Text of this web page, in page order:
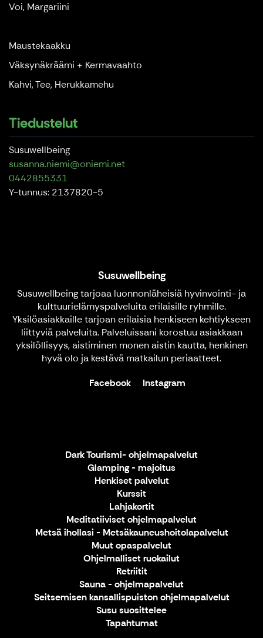
Voi, Margariini
Maustekaakku
Väksynäkräämi + Kermavaahto
Kahvi, Tee, Herukkamehu
Tiedustelut
Susuwellbeing
susanna.niemi@oniemi.net
0442855331
Y-tunnus: 2137820-5
Susuwellbeing
Susuwellbeing tarjoaa luonnonläheisiä hyvinvointi- ja
kulttuurielämyspalveluita erilaisille ryhmille.
Yksilöasiakkaille tarjoan erilaisia henkiseen kehtiykseen
liittyviä palveluita. Palveluissani korostuu asiakkaan
yksilöllisyys, aistiminen monen aistin kautta, henkinen
hyvä olo ja kestävä matkailun periaatteet.
Facebook
Instagram
Dark Tourismi- ohjelmapalvelut
Glamping - majoitus
Henkiset palvelut
Kurssit
Lahjakortit
Meditatiiviset ohjelmapalvelut
Metsä ihollasi - Metsäkauneushoitolapalvelut
Muut opaspalvelut
Ohjelmalliset ruokailut
Retriitit
Sauna - ohjelmapalvelut
Seitsemisen kansallispuiston ohjelmapalvelut
Susu suosittelee
Tapahtumat